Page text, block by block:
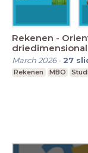
Rekenen -
March 2026- 27
Rekenen MBO